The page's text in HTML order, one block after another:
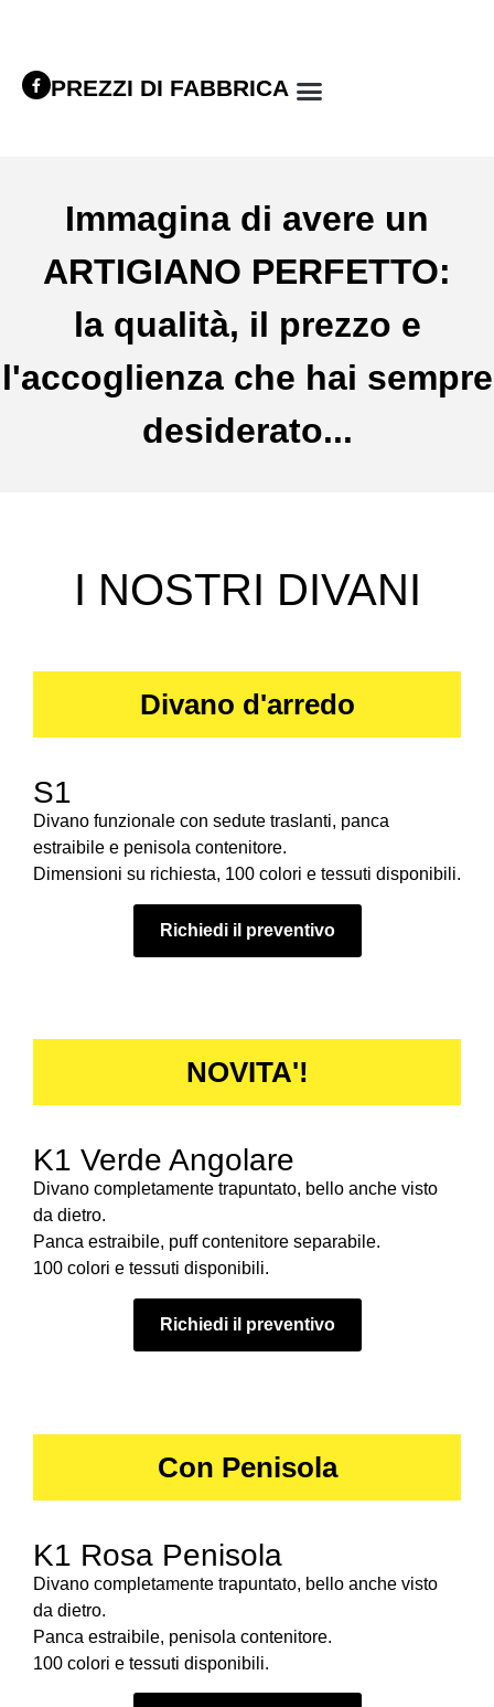
PREZZI DI FABBRICA
Immagina di avere un
ARTIGIANO PERFETTO:
la qualità, il prezzo e
l'accoglienza che hai sempre
desiderato...
I NOSTRI DIVANI
Divano d'arredo
S1
Divano funzionale con sedute traslanti, panca
estraibile e penisola contenitore.
Dimensioni su richiesta, 100 colori e tessuti disponibili.
Richiedi il preventivo
NOVITA'!
K1 Verde Angolare
Divano completamente trapuntato, bello anche visto
da dietro.
Panca estraibile, puff contenitore separabile.
100 colori e tessuti disponibili.
Richiedi il preventivo
Con Penisola
K1 Rosa Penisola
Divano completamente trapuntato, bello anche visto
da dietro.
Panca estraibile, penisola contenitore.
100 colori e tessuti disponibili.